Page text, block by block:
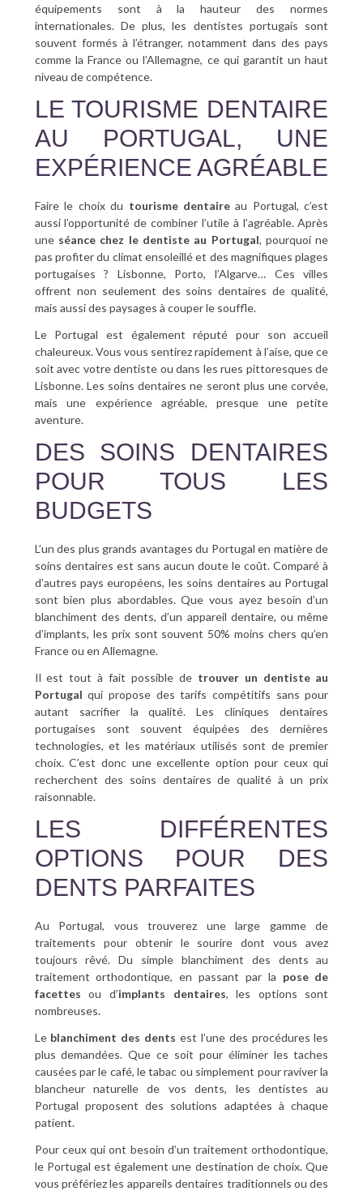
équipements sont à la hauteur des normes
internationales. De plus, les dentistes portugais sont
souvent formés à l’étranger, notamment dans des pays
comme la France ou l’Allemagne, ce qui garantit un haut
niveau de compétence.
LE TOURISME DENTAIRE
AU PORTUGAL, UNE
EXPÉRIENCE AGRÉABLE
Faire le choix du tourisme dentaireau Portugal, c’est
aussi l’opportunité de combiner l’utile à l’agréable. Après
une séance chez le dentiste au Portugal, pourquoi ne
pas profiter du climat ensoleillé et des magnifiques plages
portugaises ? Lisbonne, Porto, l’Algarve… Ces villes
offrent non seulement des soins dentaires de qualité,
mais aussi des paysages à couper le souffle.
Le Portugal est également réputé pour son accueil
chaleureux. Vous vous sentirez rapidement à l’aise, que ce
soit avec votre dentiste ou dans les rues pittoresques de
Lisbonne. Les soins dentaires ne seront plus une corvée,
mais une expérience agréable, presque une petite
aventure.
DES SOINS DENTAIRES
POUR TOUS LES
BUDGETS
L’un des plus grands avantages du Portugal en matière de
soins dentaires est sans aucun doute le coût. Comparé à
d’autres pays européens, les soins dentaires au Portugal
sont bien plus abordables. Que vous ayez besoin d’un
blanchiment des dents, d’un appareil dentaire, ou même
d’implants, les prix sont souvent 50% moins chers qu’en
France ou en Allemagne.
Il est tout à fait possible de trouver un dentiste au
Portugal qui propose des tarifs compétitifs sans pour
autant sacrifier la qualité. Les cliniques dentaires
portugaises sont souvent équipées des dernières
technologies, et les matériaux utilisés sont de premier
choix. C’est donc une excellente option pour ceux qui
recherchent des soins dentaires de qualité à un prix
raisonnable.
LES DIFFÉRENTES
OPTIONS POUR DES
DENTS PARFAITES
Au Portugal, vous trouverez une large gamme de
traitements pour obtenir le sourire dont vous avez
toujours rêvé. Du simple blanchiment des dents au
traitement orthodontique, en passant par la pose de
facettes ou d’implants dentaires, les options sont
nombreuses.
Le blanchiment des dents est l’une des procédures les
plus demandées. Que ce soit pour éliminer les taches
causées par le café, le tabac ou simplement pour raviver la
blancheur naturelle de vos dents, les dentistes au
Portugal proposent des solutions adaptées à chaque
patient.
Pour ceux qui ont besoin d’un traitement orthodontique,
le Portugal est également une destination de choix. Que
vous préfériez les appareils dentaires traditionnels ou des